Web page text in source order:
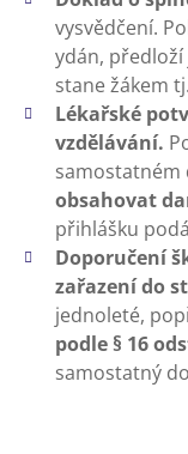
vysvědčení.
ydán, předloží
stane žákem
Lékařské
vzdělávání.
samostatném
obsahovat
přihlášku
Doporučení
zařazení do
jednoleté,
podle § 16
samostatný